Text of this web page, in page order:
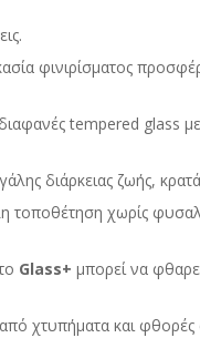
φινιρίσματος
tempered glass
διάρκειας ζωής,
τοποθέτηση χωρίς
Glass+ μπορεί να
χτυπήματα και